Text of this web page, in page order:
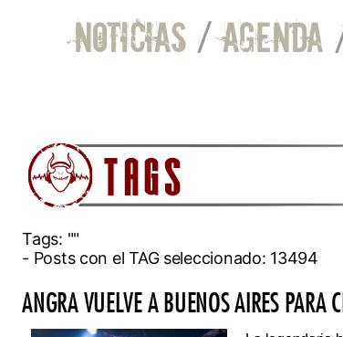
NOTICIAS /AGENDA
Tags: ""
- Posts con el TAG seleccionado: 13494
ANGRA VUELVE A BUENOS AIRES PARA